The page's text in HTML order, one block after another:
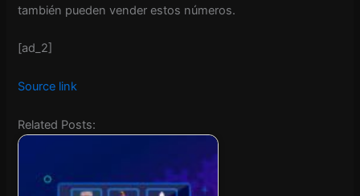
también pueden vender estos números.
[ad_2]
Source link
Related Posts: